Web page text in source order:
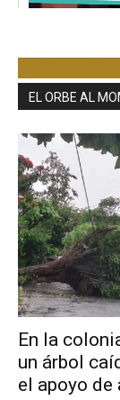
EL ORBE AL
En la
un árbol
el apoyo